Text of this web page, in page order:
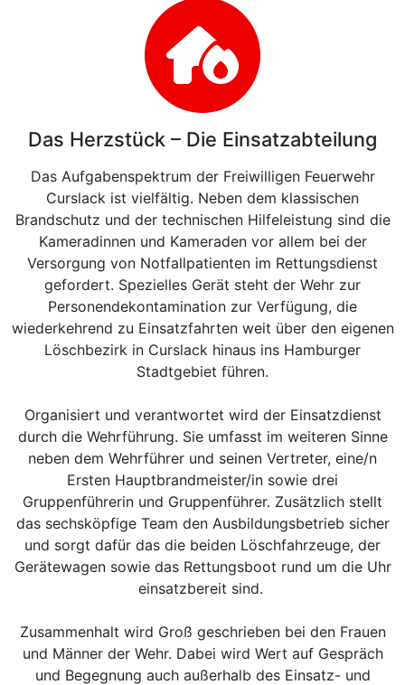
Das Herzstück – Die Einsatzabteilung
Das Aufgabenspektrum der Freiwilligen Feuerwehr
Curslack ist vielfältig. Neben dem klassischen
Brandschutz und der technischen Hilfeleistung sind die
Kameradinnen und Kameraden vor allem bei der
Versorgung von Notfallpatienten im Rettungsdienst
gefordert. Spezielles Gerät steht der Wehr zur
Personendekontamination zur Verfügung, die
wiederkehrend zu Einsatzfahrten weit über den eigenen
Löschbezirk in Curslack hinaus ins Hamburger
Stadtgebiet führen.
Organisiert und verantwortet wird der Einsatzdienst
durch die Wehrführung. Sie umfasst im weiteren Sinne
neben dem Wehrführer und seinen Vertreter, eine/n
Ersten Hauptbrandmeister/in sowie drei
Gruppenführerin und Gruppenführer. Zusätzlich stellt
das sechsköpfige Team den Ausbildungsbetrieb sicher
und sorgt dafür das die beiden Löschfahrzeuge, der
Gerätewagen sowie das Rettungsboot rund um die Uhr
einsatzbereit sind.
Zusammenhalt wird Groß geschrieben bei den Frauen
und Männer der Wehr. Dabei wird Wert auf Gespräch
und Begegnung auch außerhalb des Einsatz- und